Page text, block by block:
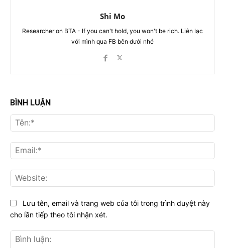
Shi Mo
Researcher on BTA - If you can't hold, you won't be rich. Liên lạc
với mình qua FB bên dưới nhé
BÌNH LUẬN
Lưu tên, email và trang web của tôi trong trình duyệt này
cho lần tiếp theo tôi nhận xét.